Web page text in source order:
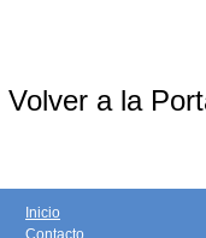
Volver a la
Inicio
Contacto